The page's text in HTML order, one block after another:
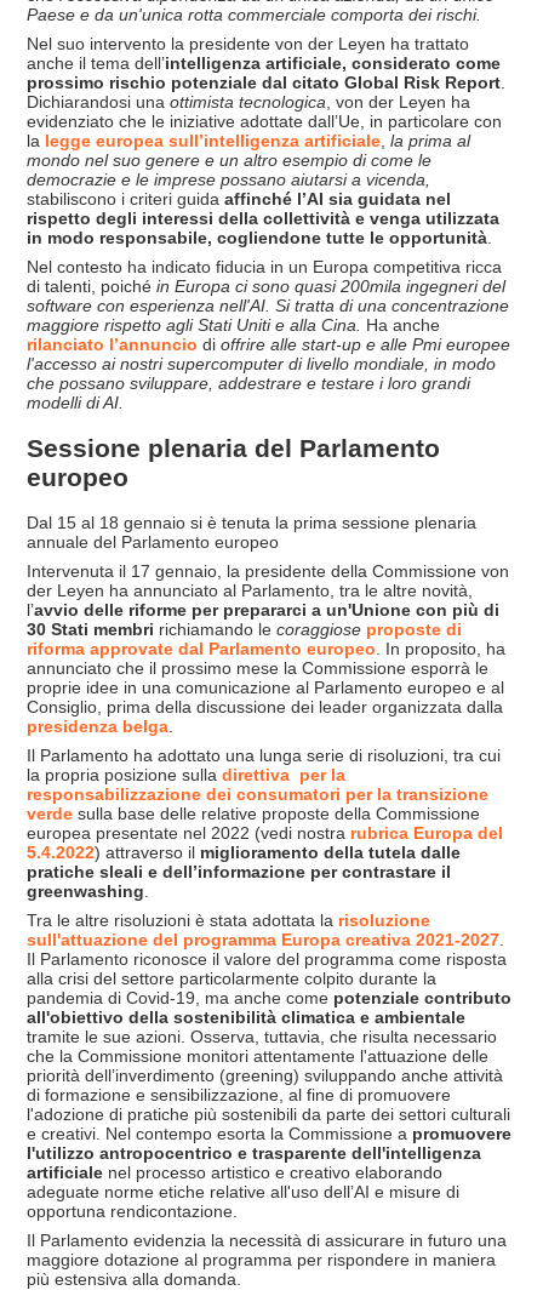
Paese e da un'unica rotta commerciale comporta dei rischi.
Nel suo intervento la presidente von der Leyen ha trattato
anche il tema dell’intelligenza artificiale, considerato come
prossimo rischio potenziale dal citato Global Risk Report.
Dichiarandosi una ottimista tecnologica, von der Leyen ha
evidenziato che le iniziative adottate dall’Ue, in particolare con
la legge europea sull’intelligenza artificiale, la prima al
mondo nel suo genere e un altro esempio di come le
democrazie e le imprese possano aiutarsi a vicenda,
stabiliscono i criteri guida affinché l’AI sia guidata nel
rispetto degli interessi della collettività e venga utilizzata
in modo responsabile, cogliendone tutte le opportunità.
Nel contesto ha indicato fiducia in un Europa competitiva ricca
di talenti, poiché in Europa ci sono quasi 200mila ingegneri del
software con esperienza nell'AI. Si tratta di una concentrazione
maggiore rispetto agli Stati Uniti e alla Cina. Ha anche
rilanciato l’annuncio di offrire alle start-up e alle Pmi europee
l'accesso ai nostri supercomputer di livello mondiale, in modo
che possano sviluppare, addestrare e testare i loro grandi
modelli di AI.
Sessione plenaria del Parlamento
europeo
Dal 15 al 18 gennaio si è tenuta la prima sessione plenaria
annuale del Parlamento europeo
Intervenuta il 17 gennaio, la presidente della Commissione von
der Leyen ha annunciato al Parlamento, tra le altre novità,
l’avvio delle riforme per prepararci a un'Unione con più di
30 Stati membri richiamando le coraggiose proposte di
riforma approvate dal Parlamento europeo . In proposito, ha
annunciato che il prossimo mese la Commissione esporrà le
proprie idee in una comunicazione al Parlamento europeo e al
Consiglio, prima della discussione dei leader organizzata dalla
presidenza belga
Il Parlamento ha adottato una lunga serie di risoluzioni, tra cui
la propria posizione sulla direttiva per la
responsabilizzazione dei consumatori per la transizione
verde sulla base delle relative proposte della Commissione
europea presentate nel 2022 (vedi nostra rubrica Europa del
5.4.2022) attraverso il miglioramento della tutela dalle
pratiche sleali e dell’informazione per contrastare il
greenwashing
Tra le altre risoluzioni è stata adottata la risoluzione
sull'attuazione del programma Europa creativa 2021-2027
Il Parlamento riconosce il valore del programma come risposta
alla crisi del settore particolarmente colpito durante la
pandemia di Covid-19, ma anche come potenziale contributo
all'obiettivo della sostenibilità climatica e ambientale
tramite le sue azioni. Osserva, tuttavia, che risulta necessario
che la Commissione monitori attentamente l'attuazione delle
priorità dell’inverdimento (greening) sviluppando anche attività
di formazione e sensibilizzazione, al fine di promuovere
l'adozione di pratiche più sostenibili da parte dei settori culturali
e creativi. Nel contempo esorta la Commissione a promuovere
l'utilizzo antropocentrico e trasparente dell'intelligenza
artificiale nel processo artistico e creativo elaborando
adeguate norme etiche relative all'uso dell’AI e misure di
opportuna rendicontazione.
Il Parlamento evidenzia la necessità di assicurare in futuro una
maggiore dotazione al programma per rispondere in maniera
più estensiva alla domanda.